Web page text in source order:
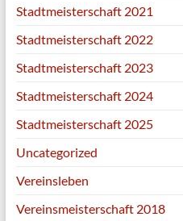
Stadtmeisterschaft 2021
Stadtmeisterschaft 2022
Stadtmeisterschaft 2023
Stadtmeisterschaft 2024
Stadtmeisterschaft 2025
Uncategorized
Vereinsleben
Vereinsmeisterschaft 2018